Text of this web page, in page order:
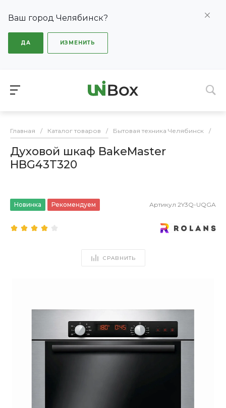
Ваш город Челябинск?
ДА ИЗМЕНИТЬ
Главная / Каталог товаров / Бытовая техника Челябинск /
Духовой шкаф BakeMaster
HBG43T320
Новинка Рекомендуем Артикул 2Y3Q-UQGA
СРАВНИТЬ